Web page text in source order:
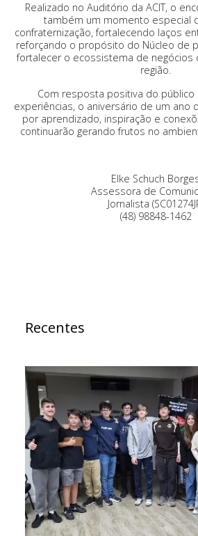
Realizado no Auditório da ACIT, o
também um momento especial
confraternização, fortalecendo laços
reforçando o propósito do Núcleo de
fortalecer o ecossistema de negócios
região.
Com resposta positiva do
experiências, o aniversário de um ano
por aprendizado, inspiração e
continuarão gerando frutos no
Elke Schuch
Assessora de
Jornalista
(48) 98848-1462
Recentes